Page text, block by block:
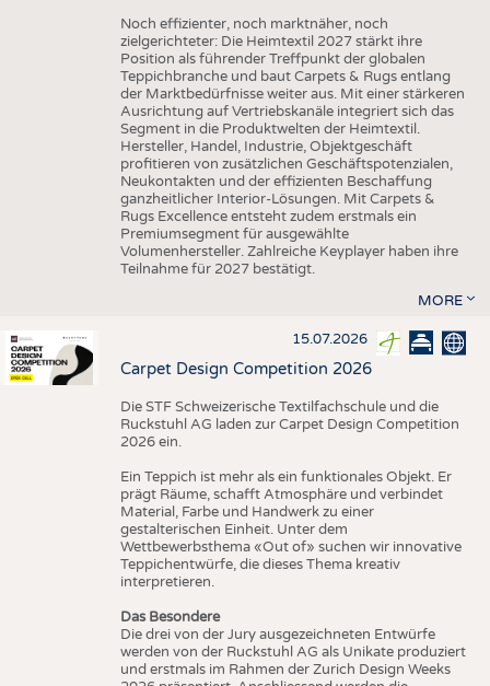
Noch effizienter, noch marktnäher, noch
zielgerichteter: Die Heimtextil 2027 stärkt ihre
Position als führender Treffpunkt der globalen
Teppichbranche und baut Carpets & Rugs entlang
der Marktbedürfnisse weiter aus. Mit einer stärkeren
Ausrichtung auf Vertriebskanäle integriert sich das
Segment in die Produktwelten der Heimtextil.
Hersteller, Handel, Industrie, Objektgeschäft
profitieren von zusätzlichen Geschäftspotenzialen,
Neukontakten und der effizienten Beschaffung
ganzheitlicher Interior-Lösungen. Mit Carpets &
Rugs Excellence entsteht zudem erstmals ein
Premiumsegment für ausgewählte
Volumenhersteller. Zahlreiche Keyplayer haben ihre
Teilnahme für 2027 bestätigt.
MORE
15.07.2026
Carpet Design Competition 2026
Die STF Schweizerische Textilfachschule und die
Ruckstuhl AG laden zur Carpet Design Competition
2026 ein.
Ein Teppich ist mehr als ein funktionales Objekt. Er
prägt Räume, schafft Atmosphäre und verbindet
Material, Farbe und Handwerk zu einer
gestalterischen Einheit. Unter dem
Wettbewerbsthema «Out of» suchen wir innovative
Teppichentwürfe, die dieses Thema kreativ
interpretieren.
Das Besondere
Die drei von der Jury ausgezeichneten Entwürfe
werden von der Ruckstuhl AG als Unikate produziert
und erstmals im Rahmen der Zurich Design Weeks